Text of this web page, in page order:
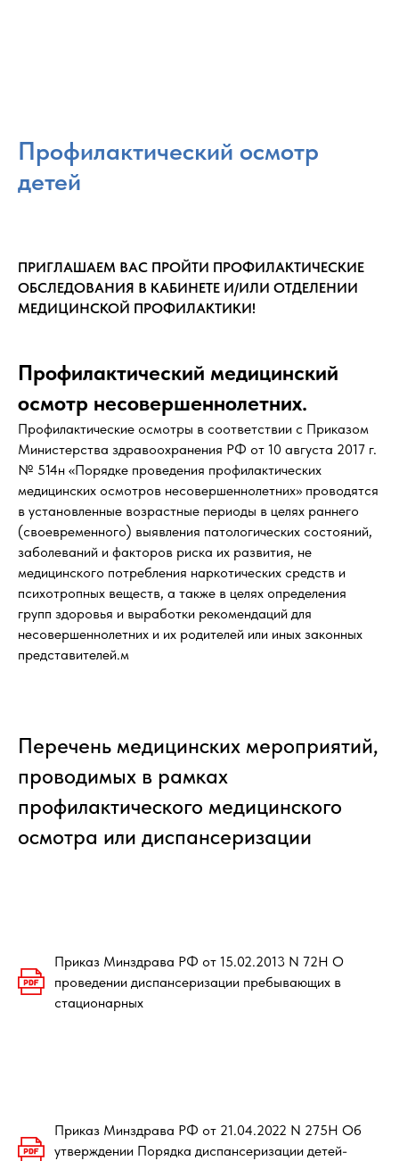
Профилактический осмотр
детей
ПРИГЛАШАЕМ ВАС ПРОЙТИ ПРОФИЛАКТИЧЕСКИЕ
ОБСЛЕДОВАНИЯ В КАБИНЕТЕ И/ИЛИ ОТДЕЛЕНИИ
МЕДИЦИНСКОЙ ПРОФИЛАКТИКИ!
Профилактический медицинский
осмотр несовершеннолетних.
Профилактические осмотры в соответствии с Приказом
Министерства здравоохранения РФ от 10 августа 2017 г.
№ 514н «Порядке проведения профилактических
медицинских осмотров несовершеннолетних» проводятся
в установленные возрастные периоды в целях раннего
(своевременного) выявления патологических состояний,
заболеваний и факторов риска их развития, не
медицинского потребления наркотических средств и
психотропных веществ, а также в целях определения
групп здоровья и выработки рекомендаций для
несовершеннолетних и их родителей или иных законных
представителей.м
Перечень медицинских мероприятий,
проводимых в рамках
профилактического медицинского
осмотра или диспансеризации
Приказ Минздрава РФ от 15.02.2013 N 72Н О
проведении диспансеризации пребывающих в
стационарных
Приказ Минздрава РФ от 21.04.2022 N 275Н Об
утверждении Порядка диспансеризации детей-